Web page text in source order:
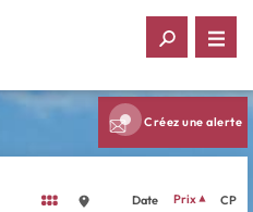
Créez une alerte
Date Prix CP